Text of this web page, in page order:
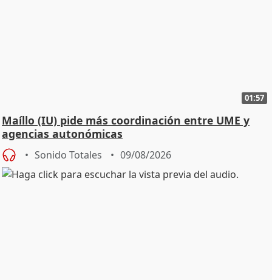
01:57
Maíllo (IU) pide más coordinación entre UME y
agencias autonómicas
Sonido Totales 09/08/2026